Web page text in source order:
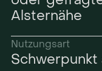
Alsternähe
Nutzungsart
Schwerpunkt